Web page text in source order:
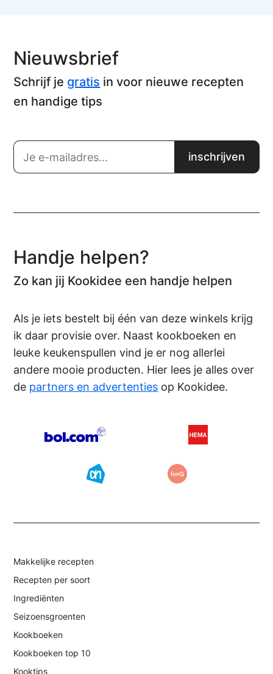
Nieuwsbrief
Schrijf je gratis in voor nieuwe recepten
en handige tips
Handje helpen?
Zo kan jij Kookidee een handje helpen
Als je iets bestelt bij één van deze winkels krijg
ik daar provisie over. Naast kookboeken en
leuke keukenspullen vind je er nog allerlei
andere mooie producten. Hier lees je alles over
de partners en advertenties op Kookidee.
Makkelijke recepten
Recepten per soort
Ingrediënten
Seizoensgroenten
Kookboeken
Kookboeken top 10
Kooktips